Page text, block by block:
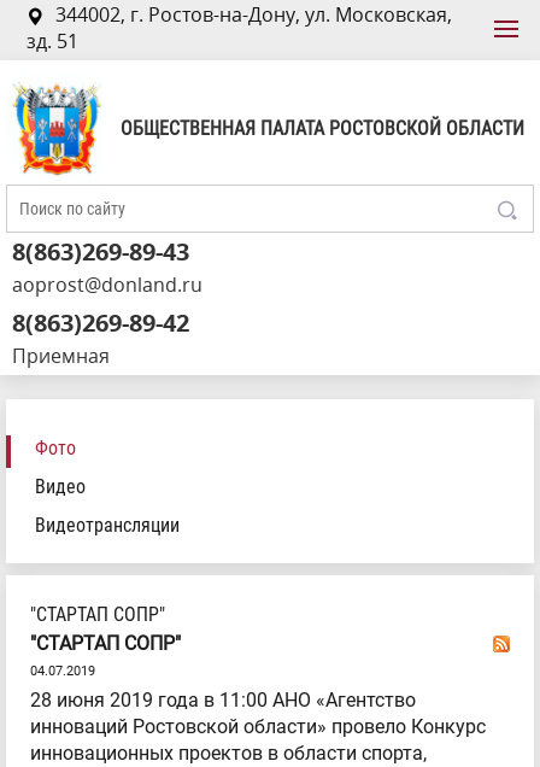
344002, г. Ростов-на-Дону, ул. Московская,
зд. 51
ОБЩЕСТВЕННАЯ ПАЛАТА РОСТОВСКОЙ ОБЛАСТИ
8(863)269-89-43
aoprost@donland.ru
8(863)269-89-42
Приемная
Фото
Видео
Видеотрансляции
"СТАРТАП СОПР"
"СТАРТАП СОПР"
04.07.2019
28 июня 2019 года в 11:00 АНО «Агентство
инноваций Ростовской области» провело Конкурс
инновационных проектов в области спорта,